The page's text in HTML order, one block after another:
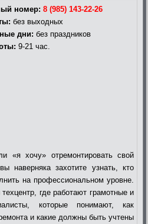
номер: 8 (985) 143-22-26
без выходных
дни: без праздников
9-21 час.
«я хочу» отремонтировать свой
наверняка захотите узнать, кто
на профессиональном уровне.
где работают грамотные и
которые понимают, как
и какие должны быть учтены